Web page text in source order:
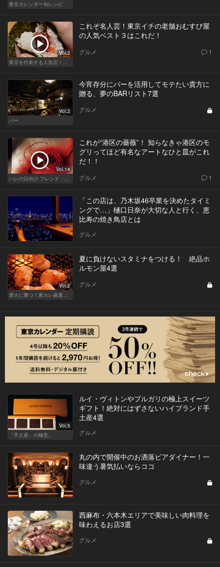
東京カレンダー旬レシピ
Vol.2
東京を代表する人気店！ほかほか絶品おにぎり
これぞ名人芸！東京イチの老舗おむすび屋
の人気ベスト３はこれだ！
グルメ 1
Vol.2
バー
今宵存分にバーを活用してモテたい貴方に
贈る、夢のBARリスト7選
グルメ
Vol.14
ハレの日向け フレンチ・高級店
これが“港区の薔薇”！ 知らなきゃ港区のモ
グリってほど有名なアートなひと皿がこれ
だ！！
グルメ 1
「この店は、乃木坂46卒業を決めたタイミ
ングで…」樋口日奈が大切な人と行く、恵
比寿の焼き鳥店とは
グルメ
Vol.2
暑さに勝つ！東カレ厳選ホルモン特集
夏に負けないスタミナをつける！ 絶品ホ
ルモン屋4選
グルメ
Vol.5
「手土産」の極意。
ルイ・ヴィトンやブルガリの極上スイーツ
ギフト！絶対にはずさないハイブランド手
土産4選
グルメ
丸の内で開催中のお洒落ビアダイナー！一
味違う暑気払いならココ
グルメ
西麻布・六本木エリアで美味しい肉料理を
味わえるお店3選
グルメ